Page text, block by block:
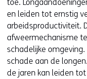
toe.
en leiden tot ernstig
arbeidsproductiviteit.
afweermechanisme
schadelijke
schade aan de
de jaren kan leiden